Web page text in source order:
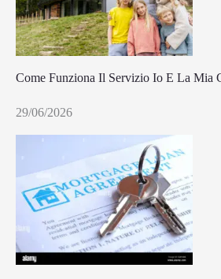
Come Funziona Il Servizio Io E La Mia
29/06/2026